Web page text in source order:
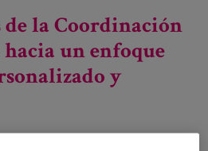
de la Coordinación
un enfoque
y